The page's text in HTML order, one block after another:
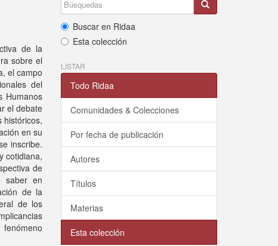
de la
sobre el
el campo
del
Humanos
el debate
históricos,
en su
inscribe.
cotidiana,
de
saber en
de la
de los
Buscar en Ridaa
Esta colección
LISTAR
Todo Ridaa
Comunidades & Colecciones
Por fecha de publicación
Autores
Títulos
Materias
Esta colección